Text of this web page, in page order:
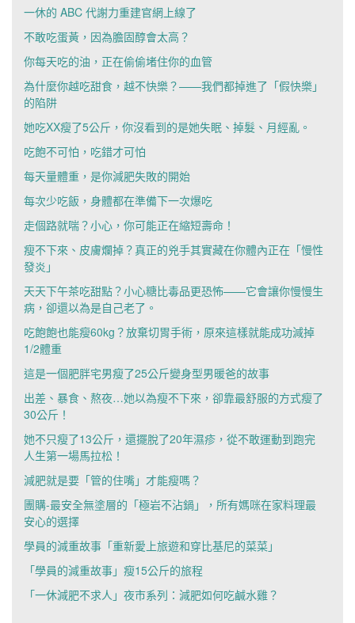
一休的 ABC 代謝力重建官網上線了
不敢吃蛋黃，因為膽固醇會太高？
你每天吃的油，正在偷偷堵住你的血管
為什麼你越吃甜食，越不快樂？——我們都掉進了「假快樂」
的陷阱
她吃XX瘦了5公斤，你沒看到的是她失眠、掉髮、月經亂。
吃飽不可怕，吃錯才可怕
每天量體重，是你減肥失敗的開始
每次少吃飯，身體都在準備下一次爆吃
走個路就喘？小心，你可能正在縮短壽命！
瘦不下來、皮膚爛掉？真正的兇手其實藏在你體內正在「慢性
發炎」
天天下午茶吃甜點？小心糖比毒品更恐怖——它會讓你慢慢生
病，卻還以為是自己老了。
吃飽飽也能瘦60kg？放棄切胃手術，原來這樣就能成功減掉
1/2體重
這是一個肥胖宅男瘦了25公斤變身型男暖爸的故事
出差、暴食、熬夜…她以為瘦不下來，卻靠最舒服的方式瘦了
30公斤！
她不只瘦了13公斤，還擺脫了20年濕疹，從不敢運動到跑完
人生第一場馬拉松！
減肥就是要「管的住嘴」才能瘦嗎？
團購-最安全無塗層的「極岩不沾鍋」，所有媽咪在家料理最
安心的選擇
學員的減重故事「重新愛上旅遊和穿比基尼的菜菜」
「學員的減重故事」瘦15公斤的旅程
「一休減肥不求人」夜市系列：減肥如何吃鹹水雞？